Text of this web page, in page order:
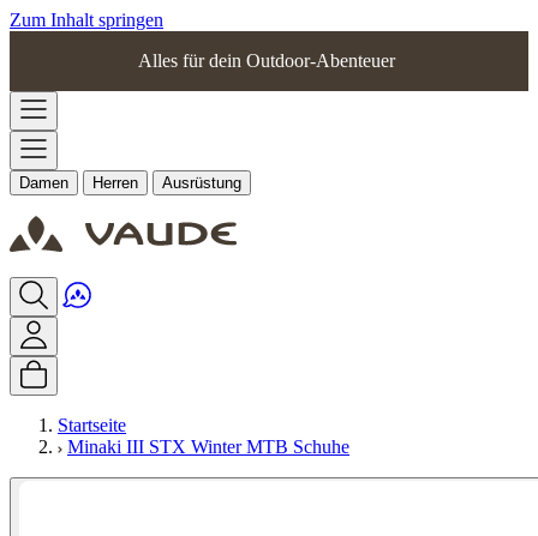
Zum Inhalt springen
Alles für dein Outdoor-Abenteuer
Damen Herren Ausrüstung
Startseite
Minaki III STX Winter MTB Schuhe